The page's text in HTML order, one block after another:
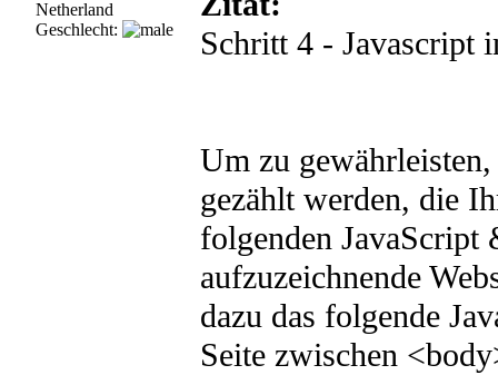
Netherland
Geschlecht:
Schritt 4 - Javascript
Um zu
gezählt werden, die
folgenden JavaScript
aufzuzeichnende
dazu das folgende
Seite zwischen